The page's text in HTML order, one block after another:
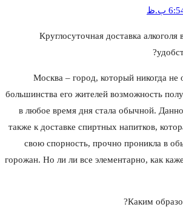
Круглосуточная доставка
Москва – город, который никогда не
большинства его жителей возможность
в любое время дня стала обычной.
также к доставке спиртных напитков,
свою спорность, прочно проникла в
горожан. Но ли ли все элементарно, как
Каким